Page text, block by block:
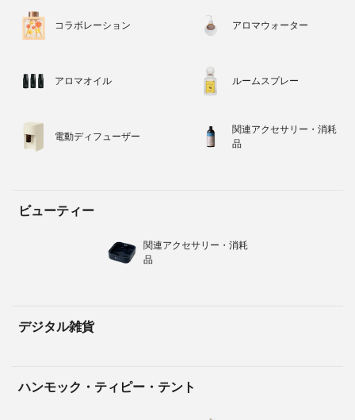
コラボレーション アロマウォーター
アロマオイル ルームスプレー
電動ディフューザー
関連アクセサリー・消耗
品
ビューティー
関連アクセサリー・消耗
品
デジタル雑貨
ハンモック・ティピー・テント